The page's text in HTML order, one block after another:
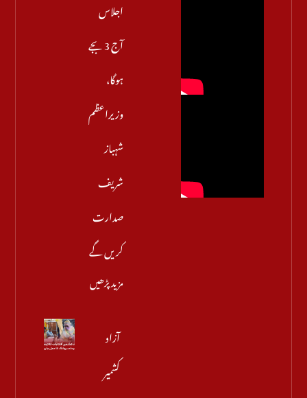
اجلاس
آج 3 بجے
ہوگا،
وزیراعظم
شہباز
شریف
صدارت
کریں گے
مزید پڑھیں
آزاد
کشمیر